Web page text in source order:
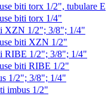
biti torx 1/2", tubulare E
biti torx 1/4"
XZN 1/2"; 3/8"; 1/4"
biti XZN 1/2"
RIBE 1/2"; 3/8"; 1/4"
biti RIBE 1/2"
1/2"; 3/8"; 1/4"
imbus 1/2"